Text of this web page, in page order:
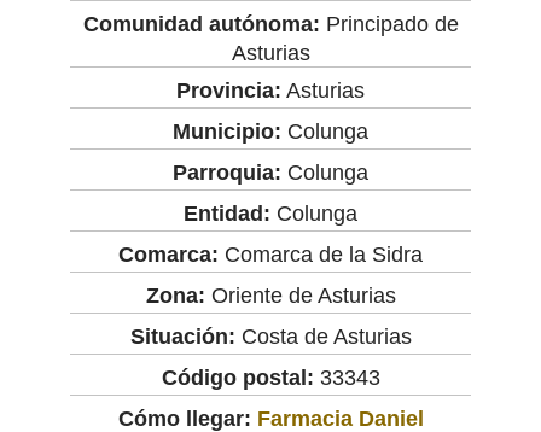
Comunidad autónoma: Principado de
Asturias
Provincia: Asturias
Municipio: Colunga
Parroquia: Colunga
Entidad: Colunga
Comarca: Comarca de la Sidra
Zona: Oriente de Asturias
Situación: Costa de Asturias
Código postal: 33343
Cómo llegar: Farmacia Daniel